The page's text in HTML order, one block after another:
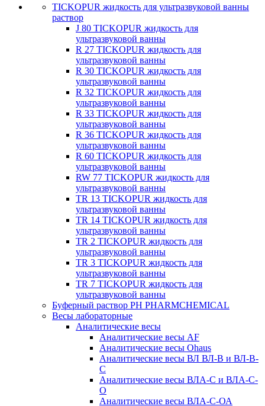
TICKOPUR жидкость для ультразвуковой ванны
раствор
J 80 TICKOPUR жидкость для
ультразвуковой ванны
R 27 TICKOPUR жидкость для
ультразвуковой ванны
R 30 TICKOPUR жидкость для
ультразвуковой ванны
R 32 TICKOPUR жидкость для
ультразвуковой ванны
R 33 TICKOPUR жидкость для
ультразвуковой ванны
R 36 TICKOPUR жидкость для
ультразвуковой ванны
R 60 TICKOPUR жидкость для
ультразвуковой ванны
RW 77 TICKOPUR жидкость для
ультразвуковой ванны
TR 13 TICKOPUR жидкость для
ультразвуковой ванны
TR 14 TICKOPUR жидкость для
ультразвуковой ванны
TR 2 TICKOPUR жидкость для
ультразвуковой ванны
TR 3 TICKOPUR жидкость для
ультразвуковой ванны
TR 7 TICKOPUR жидкость для
ультразвуковой ванны
Буферный раствор PH PHARMCHEMICAL
Весы лабораторные
Аналитические весы
Аналитические весы AF
Аналитические весы Ohaus
Аналитические весы ВЛ ВЛ-В и ВЛ-В-
С
Аналитические весы ВЛА-С и ВЛА-С-
О
Аналитические весы ВЛА-С-ОА